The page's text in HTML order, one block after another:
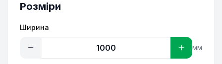
Розміри
Ширина
мм